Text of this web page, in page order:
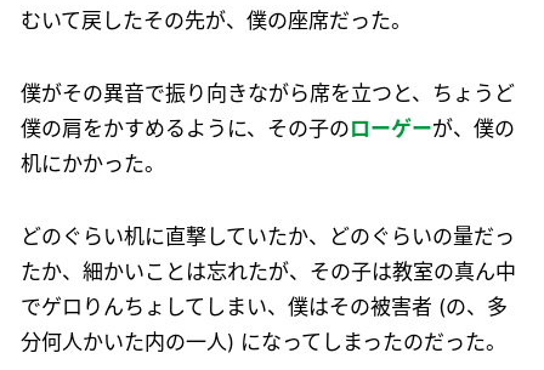
むいて戻したその先が、僕の座席だった。
僕がその異音で振り向きながら席を立つと、ちょうど
僕の肩をかすめるように、その子のローゲーが、僕の
机にかかった。
どのぐらい机に直撃していたか、どのぐらいの量だっ
たか、細かいことは忘れたが、その子は教室の真ん中
でゲロりんちょしてしまい、僕はその被害者 (の、多
分何人かいた内の一人) になってしまったのだった。